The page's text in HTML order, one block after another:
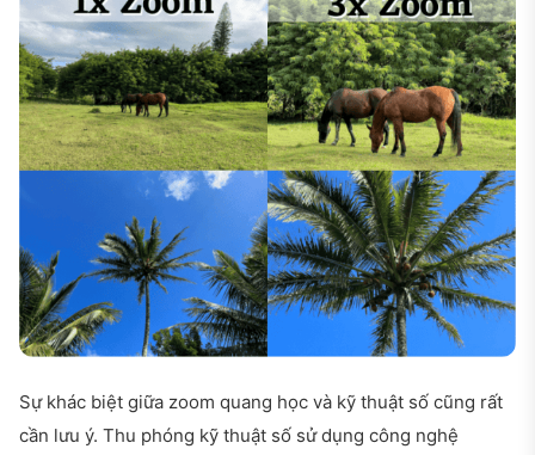
Sự khác biệt giữa zoom quang học và kỹ thuật số cũng rất
cần lưu ý. Thu phóng kỹ thuật số sử dụng công nghệ